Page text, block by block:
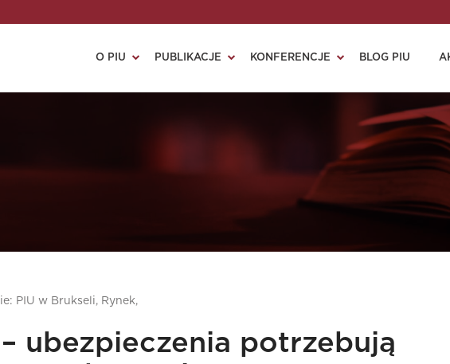
O PIU PUBLIKACJE KONFERENCJE BLOG PIU
PIU w Brukseli, Rynek,
ubezpieczenia potrzebują